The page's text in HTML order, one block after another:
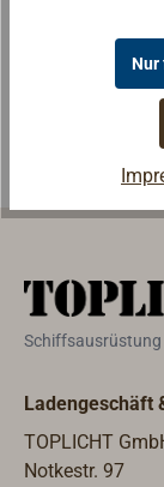
an die
Leine.
mit
mm)
offen.
Ladengeschäft
TOPLICHT
Notkestr. 97
Nur